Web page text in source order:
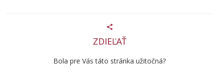
ZDIEĽAŤ
Bola pre Vás táto stránka užitočná?